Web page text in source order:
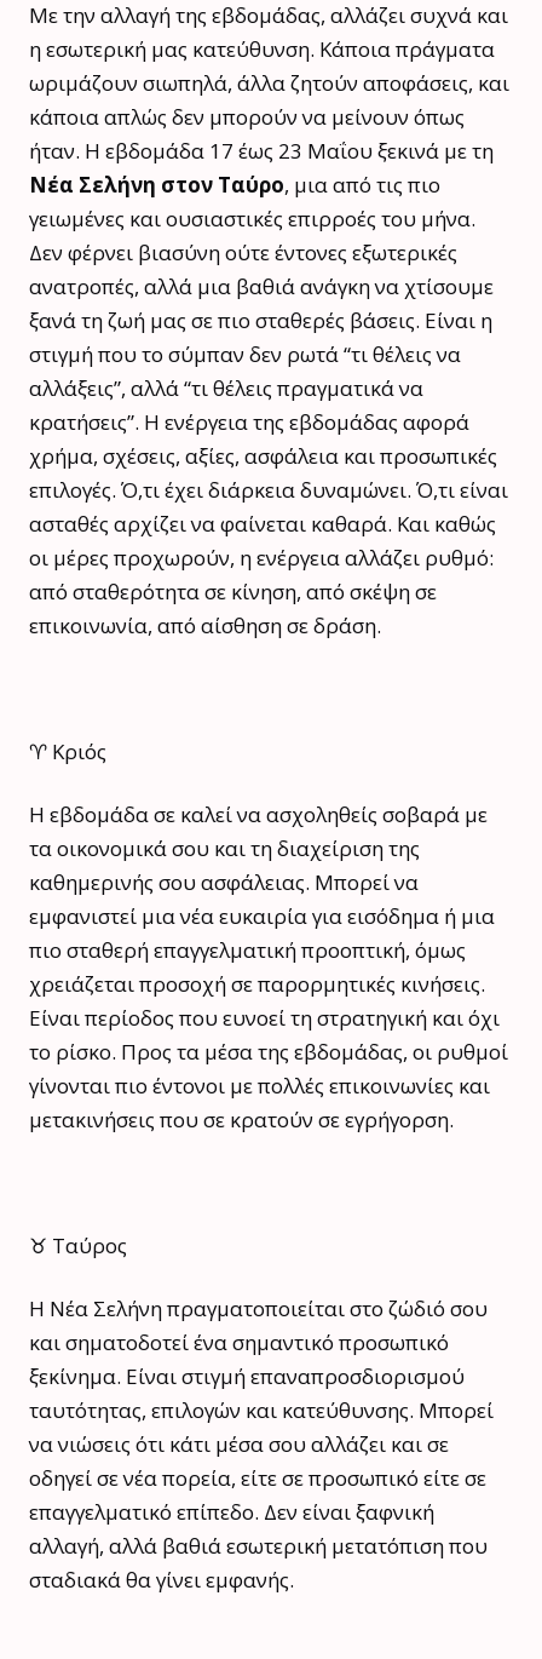
Με την αλλαγή της εβδομάδας, αλλάζει συχνά και
η εσωτερική μας κατεύθυνση. Κάποια πράγματα
ωριμάζουν σιωπηλά, άλλα ζητούν αποφάσεις, και
κάποια απλώς δεν μπορούν να μείνουν όπως
ήταν. Η εβδομάδα 17 έως 23 Μαΐου ξεκινά με τη
Νέα Σελήνη στον Ταύρο, μια από τις πιο
γειωμένες και ουσιαστικές επιρροές του μήνα.
Δεν φέρνει βιασύνη ούτε έντονες εξωτερικές
ανατροπές, αλλά μια βαθιά ανάγκη να χτίσουμε
ξανά τη ζωή μας σε πιο σταθερές βάσεις. Είναι η
στιγμή που το σύμπαν δεν ρωτά “τι θέλεις να
αλλάξεις”, αλλά “τι θέλεις πραγματικά να
κρατήσεις”. Η ενέργεια της εβδομάδας αφορά
χρήμα, σχέσεις, αξίες, ασφάλεια και προσωπικές
επιλογές. Ό,τι έχει διάρκεια δυναμώνει. Ό,τι είναι
ασταθές αρχίζει να φαίνεται καθαρά. Και καθώς
οι μέρες προχωρούν, η ενέργεια αλλάζει ρυθμό:
από σταθερότητα σε κίνηση, από σκέψη σε
επικοινωνία, από αίσθηση σε δράση.
♈ Κριός
Η εβδομάδα σε καλεί να ασχοληθείς σοβαρά με
τα οικονομικά σου και τη διαχείριση της
καθημερινής σου ασφάλειας. Μπορεί να
εμφανιστεί μια νέα ευκαιρία για εισόδημα ή μια
πιο σταθερή επαγγελματική προοπτική, όμως
χρειάζεται προσοχή σε παρορμητικές κινήσεις.
Είναι περίοδος που ευνοεί τη στρατηγική και όχι
το ρίσκο. Προς τα μέσα της εβδομάδας, οι ρυθμοί
γίνονται πιο έντονοι με πολλές επικοινωνίες και
μετακινήσεις που σε κρατούν σε εγρήγορση.
♉ Ταύρος
Η Νέα Σελήνη πραγματοποιείται στο ζώδιό σου
και σηματοδοτεί ένα σημαντικό προσωπικό
ξεκίνημα. Είναι στιγμή επαναπροσδιορισμού
ταυτότητας, επιλογών και κατεύθυνσης. Μπορεί
να νιώσεις ότι κάτι μέσα σου αλλάζει και σε
οδηγεί σε νέα πορεία, είτε σε προσωπικό είτε σε
επαγγελματικό επίπεδο. Δεν είναι ξαφνική
αλλαγή, αλλά βαθιά εσωτερική μετατόπιση που
σταδιακά θα γίνει εμφανής.